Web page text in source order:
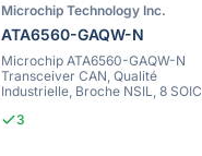
Microchip Technology Inc.
ATA6560-GAQW-N
Microchip ATA6560-GAQW-N
Transceiver CAN, Qualité
Industrielle, Broche NSIL, 8 SOIC
3